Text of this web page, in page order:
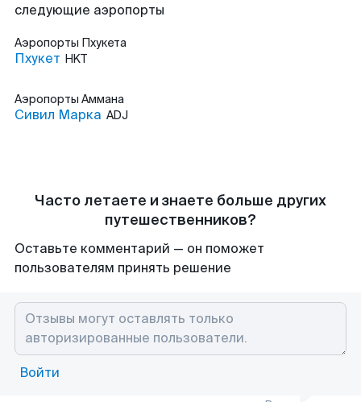
следующие аэропорты
Аэропорты Пхукета
Пхукет HKT
Аэропорты Аммана
Сивил Марка ADJ
Часто летаете и знаете больше других
путешественников?
Оставьте комментарий — он поможет
пользователям принять решение
Войти